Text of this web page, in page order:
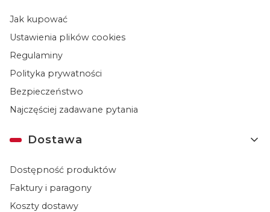
Jak kupować
Ustawienia plików cookies
Regulaminy
Polityka prywatności
Bezpieczeństwo
Najczęściej zadawane pytania
Dostawa
Dostępność produktów
Faktury i paragony
Koszty dostawy